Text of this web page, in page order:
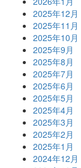
2025年12月
2025年11月
2025年10月
2025年9月
2025年8月
2025年7月
2025年6月
2025年5月
2025年4月
2025年3月
2025年2月
2025年1月
2024年12月